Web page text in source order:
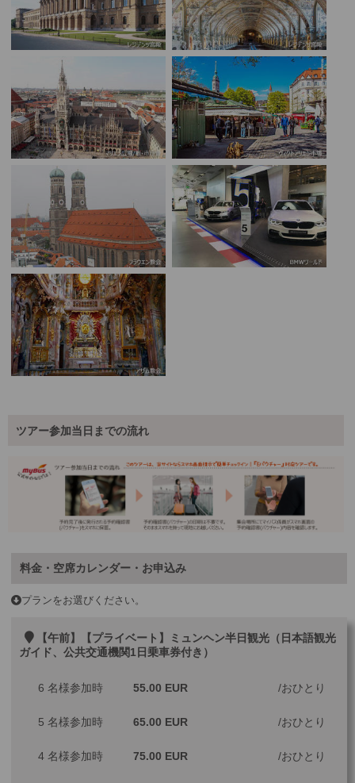
ツアー参加当日までの流れ
料金・空席カレンダー・お申込み
プランをお選びください。
【午前】【プライベート】ミュンヘン半日観光（日本語観光
ガイド、公共交通機関1日乗車券付き）
6 名様参加時 55.00 EUR おひとり
5 名様参加時 65.00 EUR おひとり
4 名様参加時 75.00 EUR おひとり